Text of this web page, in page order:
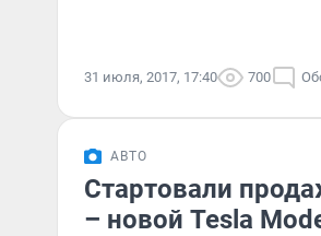
31 июля, 2017, 17:40 700
АВТО
Стартовали
– новой Tesla